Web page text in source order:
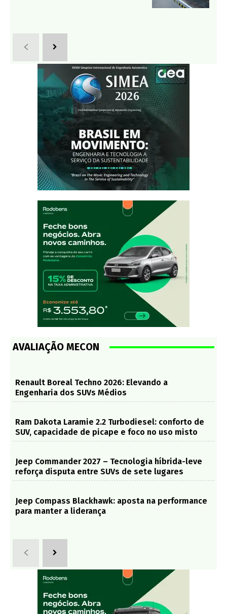
AVALIAÇÃO MECON
Renault Boreal Techno 2026: Elevando a
Engenharia dos SUVs Médios
Ram Dakota Laramie 2.2 Turbodiesel: conforto de
SUV, capacidade de picape e foco no uso misto
Jeep Commander 2027 – Tecnologia híbrida-leve
reforça disputa entre SUVs de sete lugares
Jeep Compass Blackhawk: aposta na performance
para manter a liderança